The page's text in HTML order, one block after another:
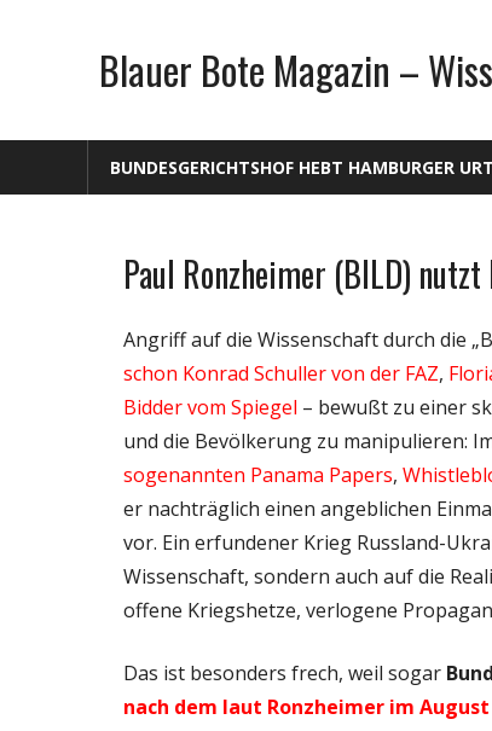
Blauer Bote Magazin –
BUNDESGERICHTSHOF HEBT HAMBURGER
Gesellschaft
Politik
Wissenschaft
Paul Ronzheimer (BILD)
Angriff auf die Wissenschaft durch die
schon Konrad Schuller von der FAZ,
Bidder vom Spiegel – bewußt zu einer
und die Bevölkerung zu manipulieren:
sogenannten Panama Papers,
er nachträglich einen angeblichen
vor. Ein erfundener Krieg Russland-
Wissenschaft, sondern auch auf die
offene Kriegshetze, verlogene
Das ist besonders frech, weil sogar
nach dem laut Ronzheimer im